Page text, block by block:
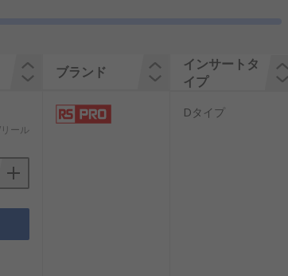
アルミ製のキャリアには、
します。 また、外部から
ブランド
インサートタ
イプ
ール
Dタイプ